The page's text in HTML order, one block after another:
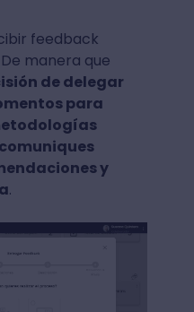
feedback
manera que
de delegar
para
y
.